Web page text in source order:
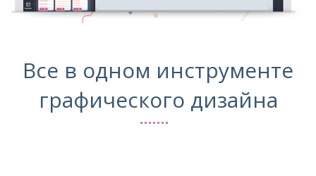
Все в одном инструменте
графического дизайна